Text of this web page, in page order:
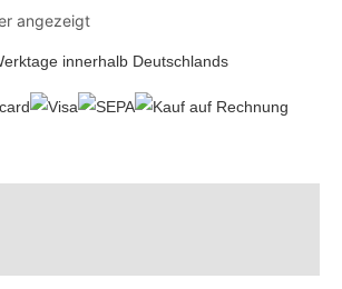
angezeigt
innerhalb Deutschlands